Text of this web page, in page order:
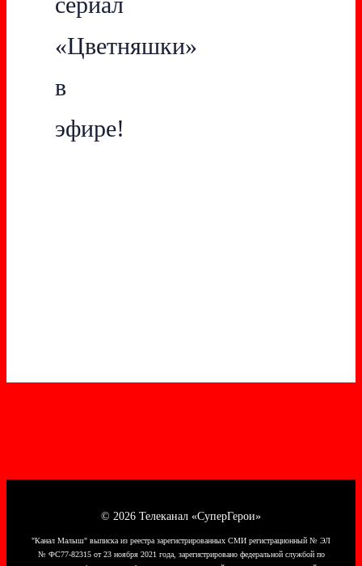
«Цветняшки»
в
эфире!
© 2026 Телеканал «СуперГерои»
"Канал Малыш" выписка из реестра зарегистрированных СМИ регистрационный № ЭЛ
№ ФС77-82315 от 23 ноября 2021 года, зарегистрировано федеральной службой по